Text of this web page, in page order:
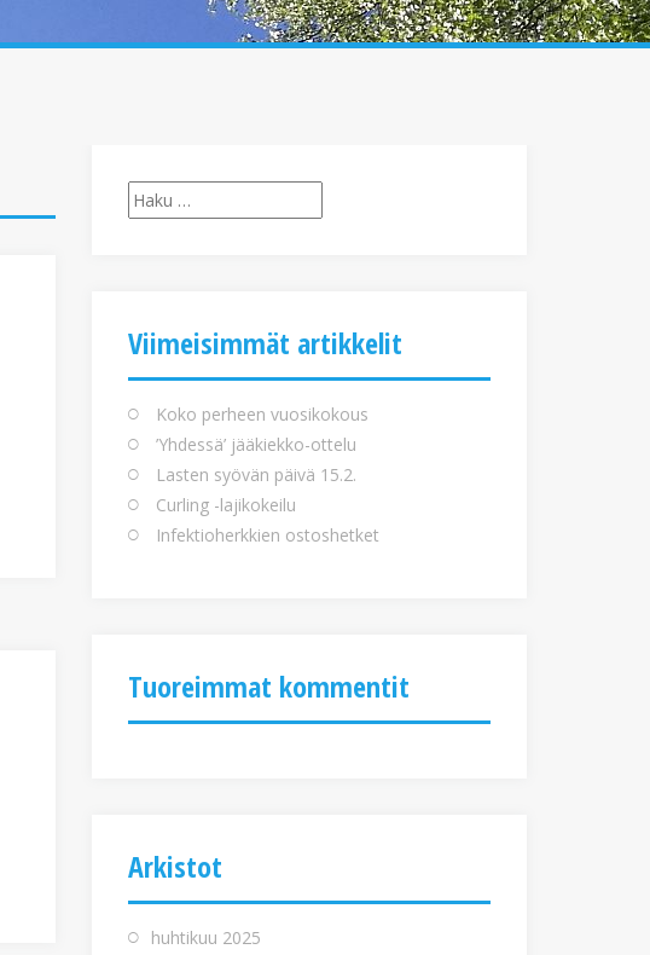
Haku:
Viimeisimmät artikkelit
Koko perheen vuosikokous
’Yhdessä’ jääkiekko-ottelu
Lasten syövän päivä 15.2.
Curling -lajikokeilu
Infektioherkkien ostoshetket
Tuoreimmat kommentit
Arkistot
huhtikuu 2025